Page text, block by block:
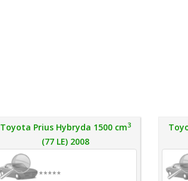
Toyota Prius Hybryda 1500 cm3
(77 LE) 2008